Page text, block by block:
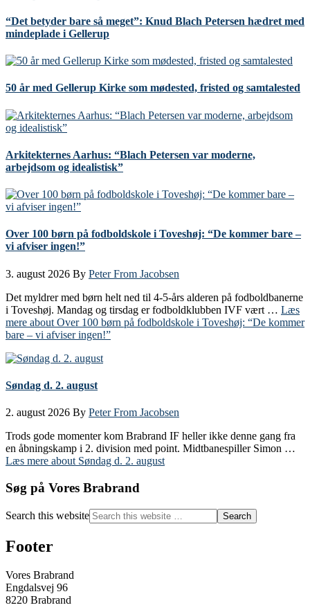
“Det betyder bare så meget”: Knud Blach Petersen hædret med
mindeplade i Gellerup
50 år med Gellerup Kirke som mødested, fristed og samtalested
Arkitekternes Aarhus: “Blach Petersen var moderne,
arbejdsom og idealistisk”
Over 100 børn på fodboldskole i Toveshøj: “De kommer bare –
vi afviser ingen!”
3. august 2026 By Peter From Jacobsen
Det myldrer med børn helt ned til 4-5-års alderen på fodboldbanerne
i Toveshøj. Mandag og tirsdag er fodboldklubben IVF vært … Læs
mere about Over 100 børn på fodboldskole i Toveshøj: “De kommer
bare – vi afviser ingen!”
Søndag d. 2. august
2. august 2026 By Peter From Jacobsen
Trods gode momenter kom Brabrand IF heller ikke denne gang fra
en åbningskamp i 2. division med point. Midtbanespiller Simon …
Læs mere about Søndag d. 2. august
Søg på Vores Brabrand
Search this website
Footer
Vores Brabrand
Engdalsvej 96
8220 Brabrand